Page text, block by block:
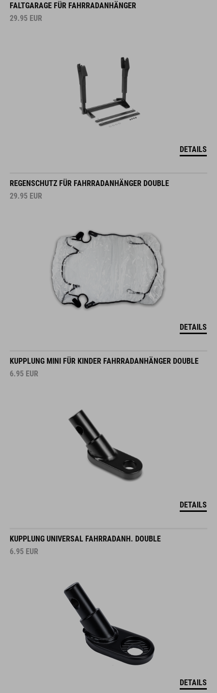
FALTGARAGE FÜR FAHRRADANHÄNGER
29.95 EUR
DETAILS
REGENSCHUTZ FÜR FAHRRADANHÄNGER DOUBLE
29.95 EUR
DETAILS
KUPPLUNG MINI FÜR KINDER FAHRRADANHÄNGER DOUBLE
6.95 EUR
DETAILS
KUPPLUNG UNIVERSAL FAHRRADANH. DOUBLE
6.95 EUR
DETAILS